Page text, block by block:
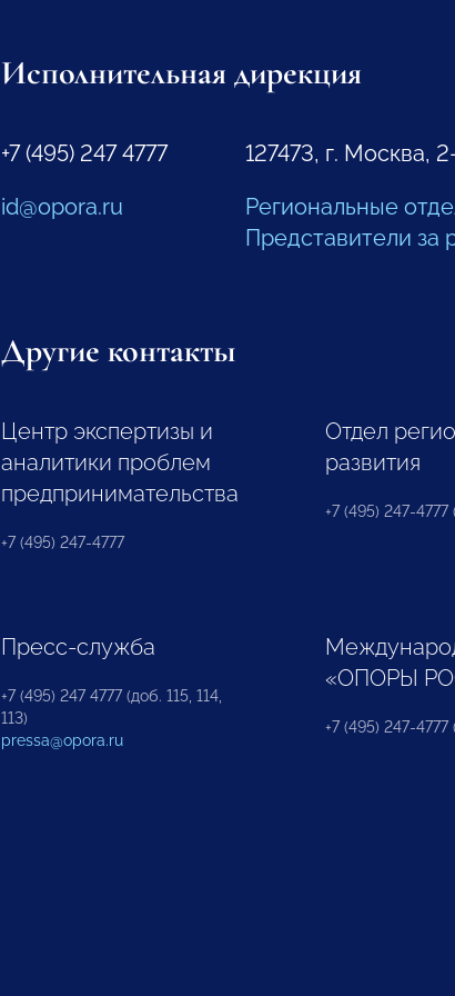
Исполнительная дирекция
+7 (495) 247 4777
id@opora.ru
127473, г. Москва,
Региональные
Представители за
Другие контакты
Центр экспертизы и
аналитики проблем
предпринимательства
+7 (495) 247-4777
Отдел
развития
+7 (495) 247-4777
Пресс-служба
+7 (495) 247 4777 (доб. 115, 114,
113)
pressa@opora.ru
«ОПОРЫ
+7 (495) 247-4777